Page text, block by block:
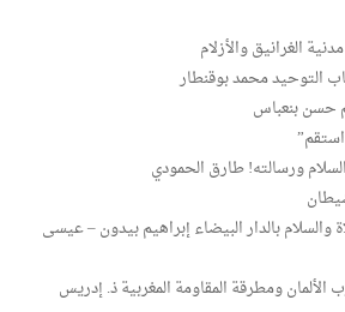
الغرانيق والأزلام
التوحيد محمد بوقنطار
حسن بنعباس
ورسالته! طارق الحمودي
والسلام بالدار البيضاء إبراهيم بيدون – عيسى
ومطرقة المقاومة المغربية ذ. إدريس